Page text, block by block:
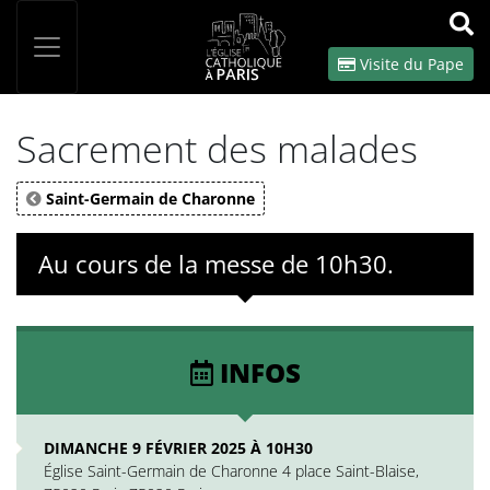
OK
Visite du Pape
Sacrement des malades
Saint-Germain de Charonne
Au cours de la messe de 10h30.
INFOS
DIMANCHE 9 FÉVRIER 2025 À 10H30
Église Saint-Germain de Charonne 4 place Saint-Blaise,
Panneau de gestion des cookies